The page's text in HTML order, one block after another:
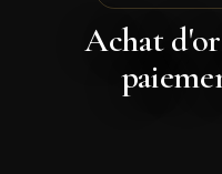
Achat